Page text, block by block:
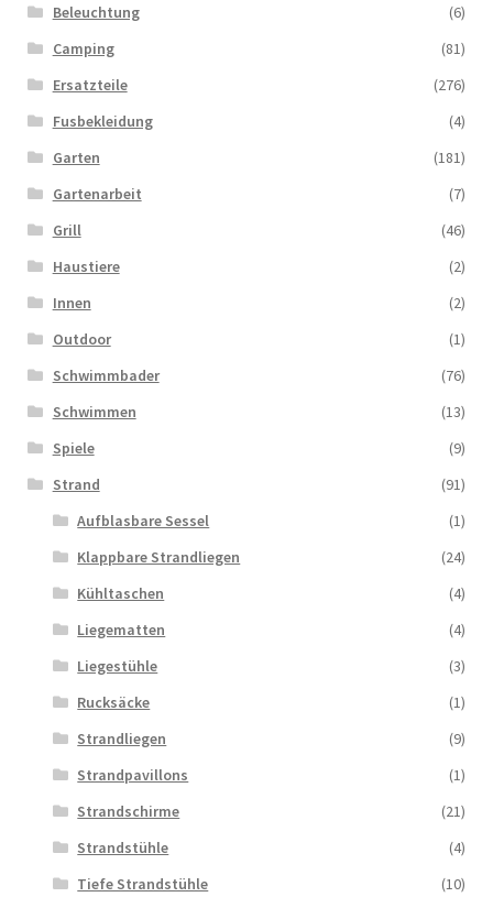
Beleuchtung
(6)
Camping
(81)
Ersatzteile
(276)
Fusbekleidung
(4)
Garten
(181)
Gartenarbeit
(7)
Grill
(46)
Haustiere
(2)
Innen
(2)
Outdoor
(1)
Schwimmbader
(76)
Schwimmen
(13)
Spiele
(9)
Strand
(91)
Aufblasbare Sessel
(1)
Klappbare Strandliegen
(24)
Kühltaschen
(4)
Liegematten
(4)
Liegestühle
(3)
Rucksäcke
(1)
Strandliegen
(9)
Strandpavillons
(1)
Strandschirme
(21)
Strandstühle
(4)
Tiefe Strandstühle
(10)